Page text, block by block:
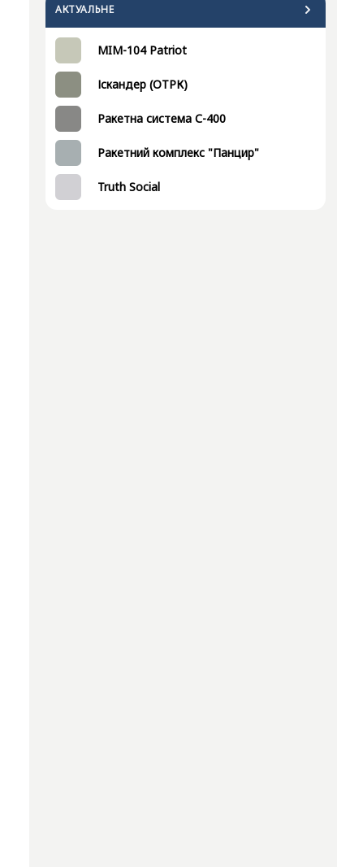
АКТУАЛЬНЕ
MIM-104 Patriot
Іскандер (ОТРК)
Ракетна система С-400
Ракетний комплекс "Панцир"
Truth Social